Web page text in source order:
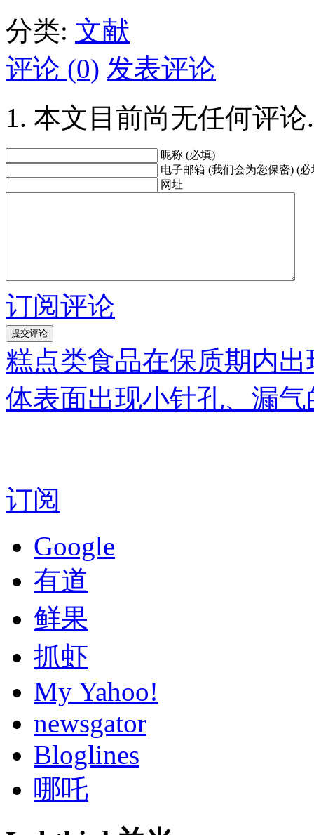
分类: 文献
评论 (0) 发表评论
本文目前尚无任何评论.
昵称 (必填)
电子邮箱 (我们会为您保密) (必
网址
订阅评论
糕点类食品在保质期内
体表面出现小针孔、漏
订阅
Google
有道
鲜果
抓虾
My Yahoo!
newsgator
Bloglines
哪吒